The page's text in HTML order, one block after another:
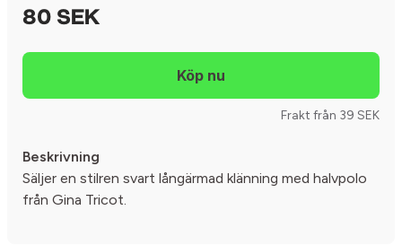
80 SEK
Frakt från 39 SEK
Beskrivning
Säljer en stilren svart långärmad klänning med halvpolo
från Gina Tricot.